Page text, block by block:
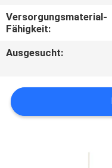
VERBINDUNG
NACHRICHTEN
FÄLLE
Versorgungsmaterial-
Fähigkeit:
Ausgesucht: